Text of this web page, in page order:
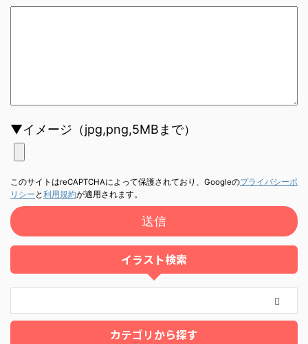
▼イメージ（jpg,png,5MBまで）
このサイトはreCAPTCHAによって保護されており、Googleのプライバシーポ
リシー と利用規約が適用されます。
イラスト検索
カテゴリから探す